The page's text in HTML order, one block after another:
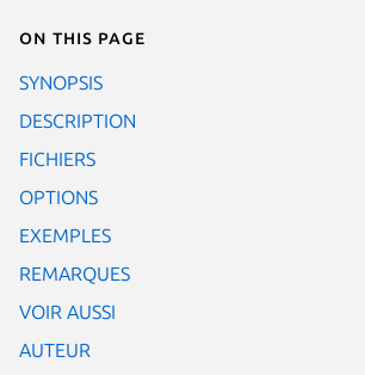
On this page
SYNOPSIS
DESCRIPTION
FICHIERS
OPTIONS
EXEMPLES
REMARQUES
VOIR AUSSI
AUTEUR